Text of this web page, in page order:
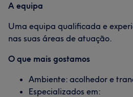
A equipa
Uma equipa qualificada e
nas suas áreas de atuação.
O que mais gostamos
Ambiente: acolhedor e
Especializados em: